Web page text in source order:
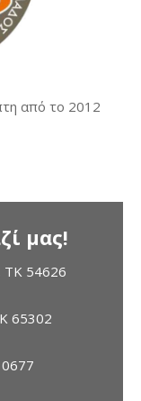
από το 2012
μας!
54626
65302